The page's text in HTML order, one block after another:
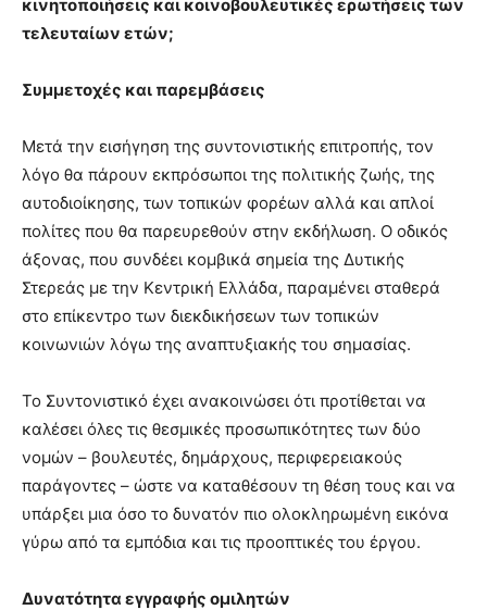
κινητοποιήσεις και κοινοβουλευτικές ερωτήσεις των
τελευταίων ετών;
Συμμετοχές και παρεμβάσεις
Μετά την εισήγηση της συντονιστικής επιτροπής, τον
λόγο θα πάρουν εκπρόσωποι της πολιτικής ζωής, της
αυτοδιοίκησης, των τοπικών φορέων αλλά και απλοί
πολίτες που θα παρευρεθούν στην εκδήλωση. Ο οδικός
άξονας, που συνδέει κομβικά σημεία της Δυτικής
Στερεάς με την Κεντρική Ελλάδα, παραμένει σταθερά
στο επίκεντρο των διεκδικήσεων των τοπικών
κοινωνιών λόγω της αναπτυξιακής του σημασίας.
Το Συντονιστικό έχει ανακοινώσει ότι προτίθεται να
καλέσει όλες τις θεσμικές προσωπικότητες των δύο
νομών – βουλευτές, δημάρχους, περιφερειακούς
παράγοντες – ώστε να καταθέσουν τη θέση τους και να
υπάρξει μια όσο το δυνατόν πιο ολοκληρωμένη εικόνα
γύρω από τα εμπόδια και τις προοπτικές του έργου.
Δυνατότητα εγγραφής ομιλητών